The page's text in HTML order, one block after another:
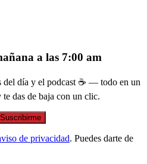
a las 7:00 am
del día y el podcast ☕ — todo en un
das de baja con un clic.
Suscribirme
de privacidad. Puedes darte de